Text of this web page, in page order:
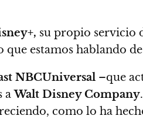
su propio servicio
estamos hablando de
NBCUniversal –que
aWalt Disney Company.
como lo ha